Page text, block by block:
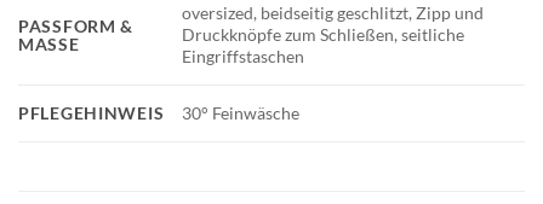
PFLEGEHINWEIS 30° Feinwäsche
PASSFORM &
MASSE
oversized, beidseitig geschlitzt, Zipp und
Druckknöpfe zum Schließen, seitliche
Eingriffstaschen